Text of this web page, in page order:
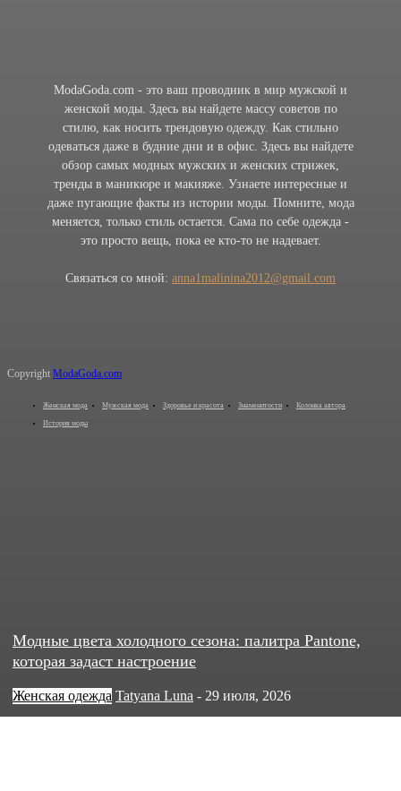
Модные цвета холодного сезона: палитра Pantone,
которая задаст настроение
Женская одежда Tatyana Luna - 29 июля, 2026
ModaGoda.com - это ваш проводник в мир мужской и
женской моды. Здесь вы найдете массу советов по
стилю, как носить трендовую одежду. Как стильно
одеваться даже в будние дни и в офис. Здесь вы найдете
обзор самых модных мужских и женских стрижек,
тренды в маникюре и макияже. Узнаете интересные и
даже пугающие факты из истории моды. Помните, мода
меняется, только стиль остается. Сама по себе одежда -
это просто вещь, пока ее кто-то не надевает.
Связаться со мной: anna1malinina2012@gmail.com
Copyright ModaGoda.com
Женская мода Мужская мода Здоровье и красота Знаменитости Колонка автора
История моды